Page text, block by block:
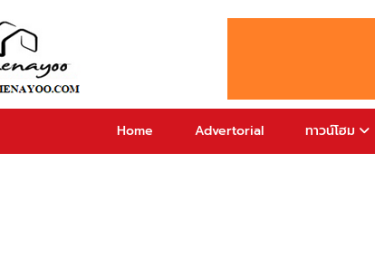
Home Advertorial ทาวน์โฮม